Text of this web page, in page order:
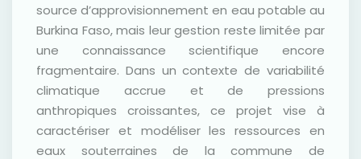
source d’approvisionnement en eau potable au
Burkina Faso, mais leur gestion reste limitée par
une connaissance scientifique encore
fragmentaire. Dans un contexte de variabilité
climatique accrue et de pressions
anthropiques croissantes, ce projet vise à
caractériser et modéliser les ressources en
eaux souterraines de la commune de